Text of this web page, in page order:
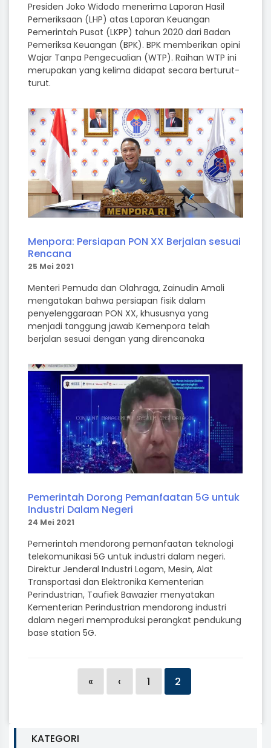
Presiden Joko Widodo menerima Laporan Hasil
Pemeriksaan (LHP) atas Laporan Keuangan
Pemerintah Pusat (LKPP) tahun 2020 dari Badan
Pemeriksa Keuangan (BPK). BPK memberikan opini
Wajar Tanpa Pengecualian (WTP). Raihan WTP ini
merupakan yang kelima didapat secara berturut-
turut.
Menpora: Persiapan PON XX Berjalan sesuai
Rencana
25 Mei 2021
Menteri Pemuda dan Olahraga, Zainudin Amali
mengatakan bahwa persiapan fisik dalam
penyelenggaraan PON XX, khususnya yang
menjadi tanggung jawab Kemenpora telah
berjalan sesuai dengan yang direncanaka
Pemerintah Dorong Pemanfaatan 5G untuk
Industri Dalam Negeri
24 Mei 2021
Pemerintah mendorong pemanfaatan teknologi
telekomunikasi 5G untuk industri dalam negeri.
Direktur Jenderal Industri Logam, Mesin, Alat
Transportasi dan Elektronika Kementerian
Perindustrian, Taufiek Bawazier menyatakan
Kementerian Perindustrian mendorong industri
dalam negeri memproduksi perangkat pendukung
base station 5G.
« ‹ 1 2
KATEGORI